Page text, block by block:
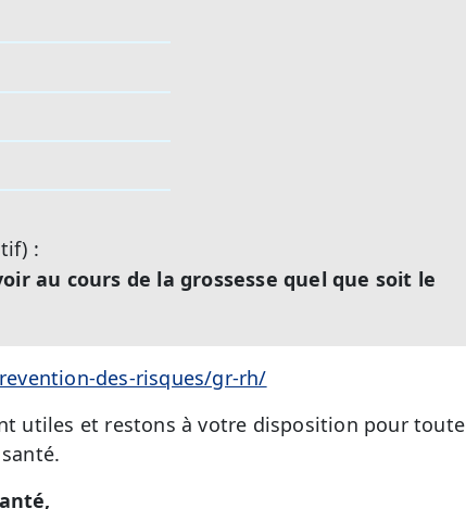
:
au cours de la grossesse quel que soit le
des-risques/gr-rh/
utiles et restons à votre disposition pour toute